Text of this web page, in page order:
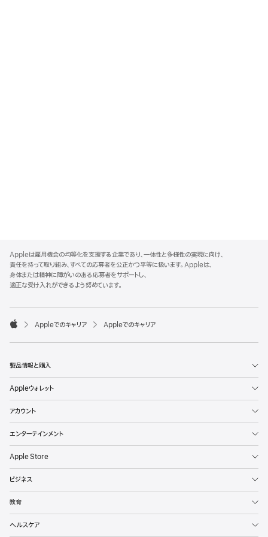
p
p
l
e
o
t
Appleは雇用機会の均等化を支援する企業であり、一体性と多様性の実現に向け、
責任を持って取り組み、すべての応募者を公正かつ平等に扱います。Appleは、
身体または精神に障がいのある応募者をサポートし、
適正な受け入れができるよう努めています。

p
l
Appleでのキャリア Appleでのキャリア
製品情報と購入
Appleウォレット
アカウント
エンターテインメント
Apple Store
ビジネス
教育
ヘルスケア